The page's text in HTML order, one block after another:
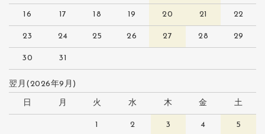
16 17 18 19 20 21 22
23 24 25 26 27 28 29
30 31
翌月(2026年9月)
日 月 火 水 木 金 土
1 2 3 4 5